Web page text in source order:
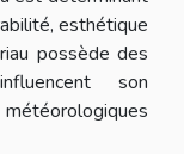
esthétique
possède des
son